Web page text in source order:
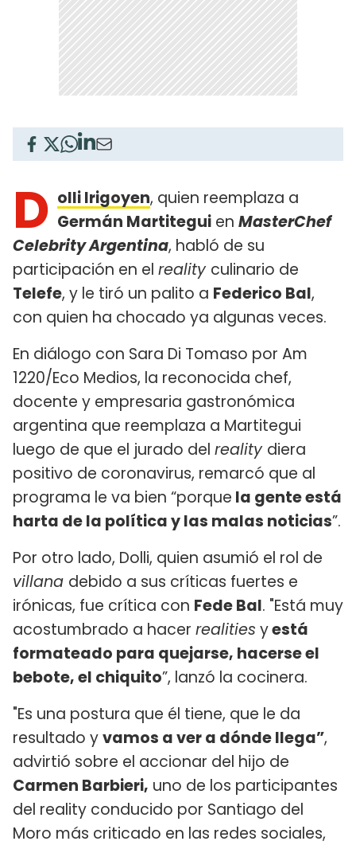
D olli Irigoyen, quien reemplaza a
Germán Martitegui en MasterChef
Celebrity Argentina, habló de su
participación en el reality culinario de
Telefe, y le tiró un palito a Federico Bal,
con quien ha chocado ya algunas veces.
En diálogo con Sara Di Tomaso por Am
1220/Eco Medios, la reconocida chef,
docente y empresaria gastronómica
argentina que reemplaza a Martitegui
luego de que el jurado del reality diera
positivo de coronavirus, remarcó que al
programa le va bien “porque la gente está
harta de la política y las malas noticias”.
Por otro lado, Dolli, quien asumió el rol de
villana debido a sus críticas fuertes e
irónicas, fue crítica con Fede Bal. "Está muy
acostumbrado a hacer realities yestá
formateado para quejarse, hacerse el
bebote, el chiquito”, lanzó la cocinera.
"Es una postura que él tiene, que le da
resultado yvamos a ver a dónde llega”,
advirtió sobre el accionar del hijo de
Carmen Barbieri, uno de los participantes
del reality conducido por Santiago del
Moro más criticado en las redes sociales,